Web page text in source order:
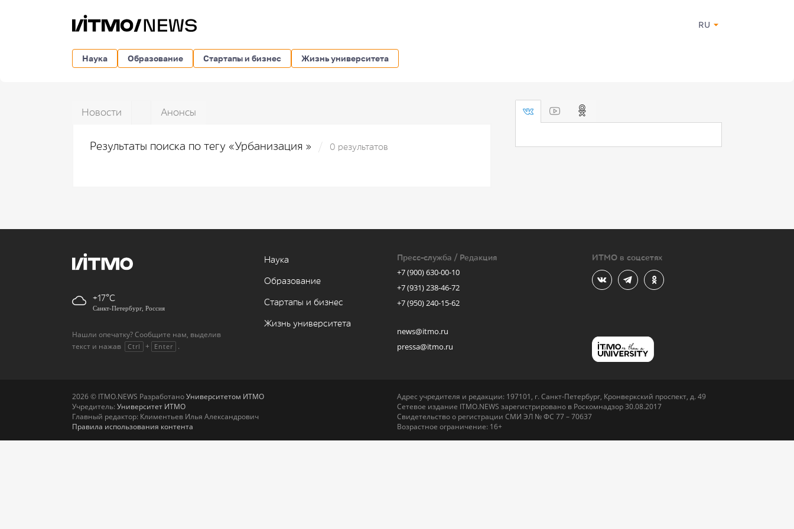
RU
Наука Образование Стартапы и бизнес Жизнь университета
Новости Анонсы
Результаты поиска по тегу «Урбанизация » 0 результатов
+17
Санкт-Петербург, Россия
Нашли опечатку? Сообщите нам, выделив
текст и нажав
Ctrl + Enter .
Наука
Образование
Стартапы и бизнес
Жизнь университета
Пресс-служба / Редакция
+7 (900) 630-00-10
+7 (931) 238-46-72
+7 (950) 240-15-62
news@itmo.ru
pressa@itmo.ru
ИТМО в соцсетях
2026 © ITMO.NEWS РазработаноУниверситетом ИТМО
Учредитель: Университет ИТМО
Главный редактор: Климентьев Илья Александрович
Правила использования контента
Адрес учредителя и редакции: 197101, г. Санкт-Петербург, Кронверкский проспект, д. 49
Сетевое издание ITMO.NEWS зарегистрировано в Роскомнадзор 30.08.2017
Свидетельство о регистрации СМИ ЭЛ № ФС 77 – 70637
Возрастное ограничение: 16+